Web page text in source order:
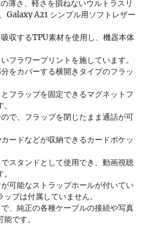
薄さ、軽さを損ねないウルトラスリ
Galaxy A21 シンプル用ソフトレザー
収するTPU素材を使用し、機器本体
フラワープリントを施しています。
をカバーする横開きタイプのフラッ
フラップを固定できるマグネットフ
で、フラップを閉じたまま通話が可
ードなどが収納できるカードポケッ
スタンドとして使用でき、動画視聴
可能なストラップホールが付いてい
プは付属していません。
、純正の各種ケーブルの接続や写真
です。